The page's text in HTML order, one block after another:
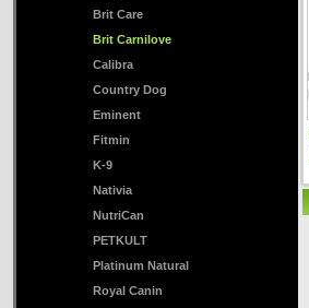
Brit Care
Brit Carnilove
Calibra
Country Dog
Eminent
Fitmin
K-9
Nativia
NutriCan
PETKULT
Platinum Natural
Royal Canin